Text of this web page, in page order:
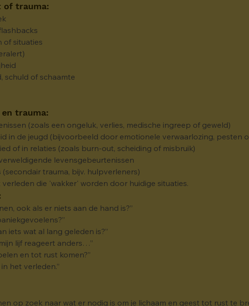
of trauma:
of situaties
schuld of schaamte
trauma:
(zoals een ongeluk, verlies, medische ingreep of geweld)
in de jeugd (bijvoorbeeld door emotionele verwaarlozing, pesten
of in relaties (zoals burn-out, scheiding of misbruik)
levensgebeurtenissen
trauma, bijv. hulpverleners)
die 'wakker' worden door huidige situaties.
ook als er niets aan de hand is?”
iets wat al lang geleden is?”
lijf reageert anders…”
en tot rust komen?”
het verleden.”
op zoek naar wat er nodig is om je lichaam en geest tot rust te